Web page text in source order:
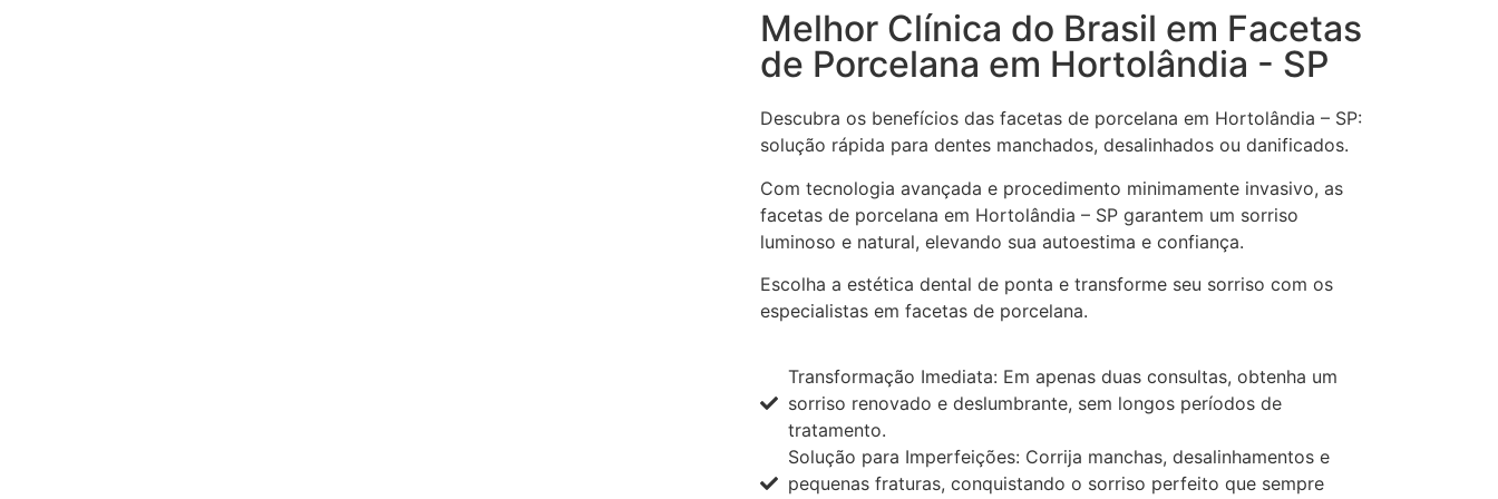
Melhor Clínica do Brasil em Facetas
de Porcelana em Hortolândia - SP
Descubra os benefícios das facetas de porcelana em Hortolândia – SP:
solução rápida para dentes manchados, desalinhados ou danificados.
Com tecnologia avançada e procedimento minimamente invasivo, as
facetas de porcelana em Hortolândia – SP garantem um sorriso
luminoso e natural, elevando sua autoestima e confiança.
Escolha a estética dental de ponta e transforme seu sorriso com os
especialistas em facetas de porcelana.
Transformação Imediata: Em apenas duas consultas, obtenha um
sorriso renovado e deslumbrante, sem longos períodos de
tratamento.
Solução para Imperfeições: Corrija manchas, desalinhamentos e
pequenas fraturas, conquistando o sorriso perfeito que sempre